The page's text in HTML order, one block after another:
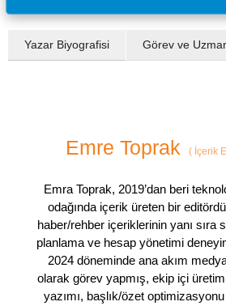
Yazar Biyografisi Görev ve
Emre Toprak (İçerik
Emra Toprak, 2019’dan beri
odağında içerik üreten bir
haber/rehber içeriklerinin yanı sıra
planlama ve hesap yönetimi
2024 döneminde ana akım
olarak görev yapmış, ekip içi
yazımı, başlık/özet